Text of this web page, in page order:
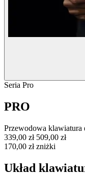
Seria Pro
PRO
Przewodowa klawiatura
339,00 zł 509,00 zł
170,00 zł zniżki
Układ